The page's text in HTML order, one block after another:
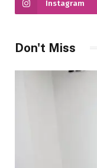
Instagram
Don't Miss